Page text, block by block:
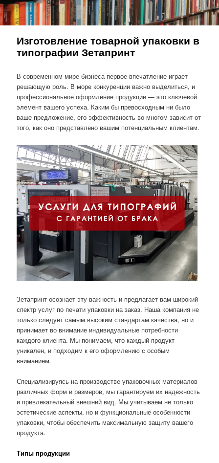
Изготовление товарной упаковки в
типографии Зетапринт
В современном мире бизнеса первое впечатление играет
решающую роль. В море конкуренции важно выделиться, и
профессиональное оформление продукции — это ключевой
элемент вашего успеха. Каким бы превосходным ни было
ваше предложение, его эффективность во многом зависит от
того, как оно представлено вашим потенциальным клиентам.
Зетапринт осознает эту важность и предлагает вам широкий
спектр услуг по печати упаковки на заказ. Наша компания не
только следует самым высоким стандартам качества, но и
принимает во внимание индивидуальные потребности
каждого клиента. Мы понимаем, что каждый продукт
уникален, и подходим к его оформлению с особым
вниманием.
Специализируясь на производстве упаковочных материалов
различных форм и размеров, мы гарантируем их надежность
и привлекательный внешний вид. Мы учитываем не только
эстетические аспекты, но и функциональные особенности
упаковки, чтобы обеспечить максимальную защиту вашего
продукта.
Типы продукции